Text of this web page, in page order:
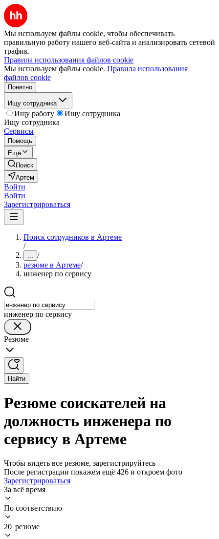
Мы используем файлы cookie, чтобы обеспечивать
правильную работу нашего веб-сайта и анализировать сетевой
трафик.
Правила использования файлов cookie
Мы используем файлы cookie. Правила использования
файлов cookie
Понятно
Ищу сотрудника
Ищу работу
Ищу сотрудника
Ищу сотрудника
Сервисы
Помощь
Ещё
Поиск
Артем
Войти
Войти
Зарегистрироваться
Поиск сотрудников в Артеме
/
... /
резюме в Артеме/
инженер по сервису
инженер по сервису
Резюме
Найти
Резюме соискателей на
должность инженера по
сервису в Артеме
Чтобы видеть все резюме, зарегистрируйтесь
После регистрации покажем ещё 426 и откроем фото
Зарегистрироваться
За всё время
По соответствию
20 резюме